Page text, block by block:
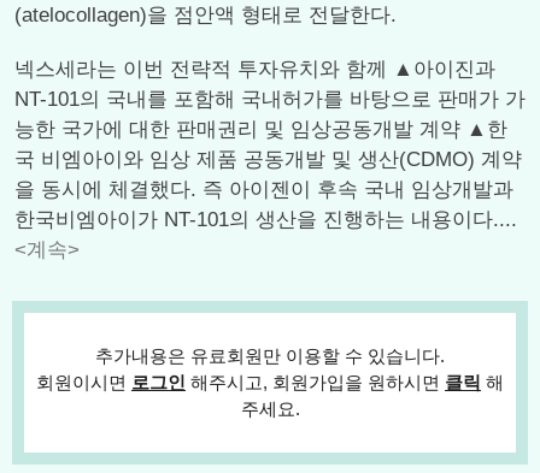
(atelocollagen)을 점안액 형태로 전달한다.
넥스세라는 이번 전략적 투자유치와 함께 ▲아이진과
NT-101의 국내를 포함해 국내허가를 바탕으로 판매가 가
능한 국가에 대한 판매권리 및 임상공동개발 계약 ▲한
국 비엠아이와 임상 제품 공동개발 및 생산(CDMO) 계약
을 동시에 체결했다. 즉 아이젠이 후속 국내 임상개발과
한국비엠아이가 NT-101의 생산을 진행하는 내용이다....
<계속>
추가내용은 유료회원만 이용할 수 있습니다.
회원이시면 로그인 해주시고, 회원가입을 원하시면 클릭 해
주세요.